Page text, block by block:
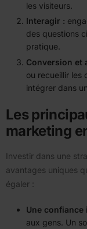
les visiteurs.
Interagir :
des questions
pratique.
Conversion et
ou recueillir les
intégrer dans
Les
marketing
Investir dans une
avantages uniques
égaler :
Une confiance
aux gens. Un